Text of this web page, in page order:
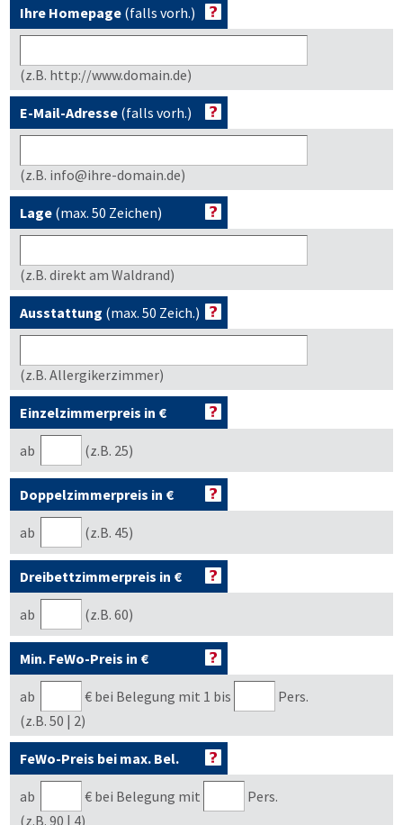
Ihre Homepage (falls vorh.)
(z.B. http://www.domain.de)
E-Mail-Adresse (falls vorh.)
(z.B. info@ihre-domain.de)
Lage (max. 50 Zeichen)
(z.B. direkt am Waldrand)
Ausstattung (max. 50 Zeich.)
(z.B. Allergikerzimmer)
Einzelzimmerpreis in €
ab (z.B. 25)
Doppelzimmerpreis in €
ab (z.B. 45)
Dreibettzimmerpreis in €
ab (z.B. 60)
Min. FeWo-Preis in €
ab € bei Belegung mit 1 bis
Pers.
(z.B. 50 | 2)
FeWo-Preis bei max. Bel.
ab € bei Belegung mit
Pers.
(z.B. 90 | 4)